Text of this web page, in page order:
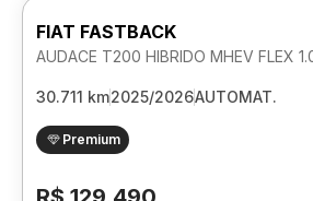
FIAT FASTBACK
AUDACE T200 HIBRIDO MHEV FLEX
30.711 km2025/2026AUTOMAT.
Premium